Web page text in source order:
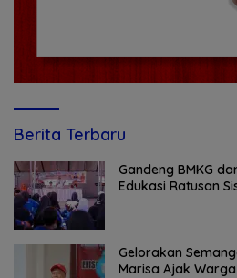
Berita Terbaru
Gandeng BMKG
Edukasi Ratusan
Gelorakan
Marisa Ajak